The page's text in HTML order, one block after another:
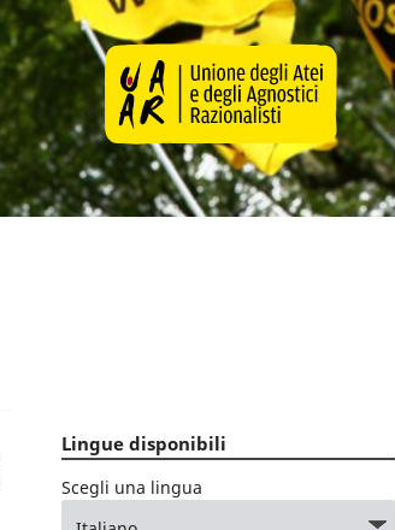
Lingue disponibili
Scegli una lingua